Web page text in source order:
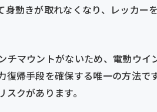
身動きが取れなくなり、レッカ
チマウントがないため、電動ウ
復帰手段を確保する唯一の方法
クがあります。